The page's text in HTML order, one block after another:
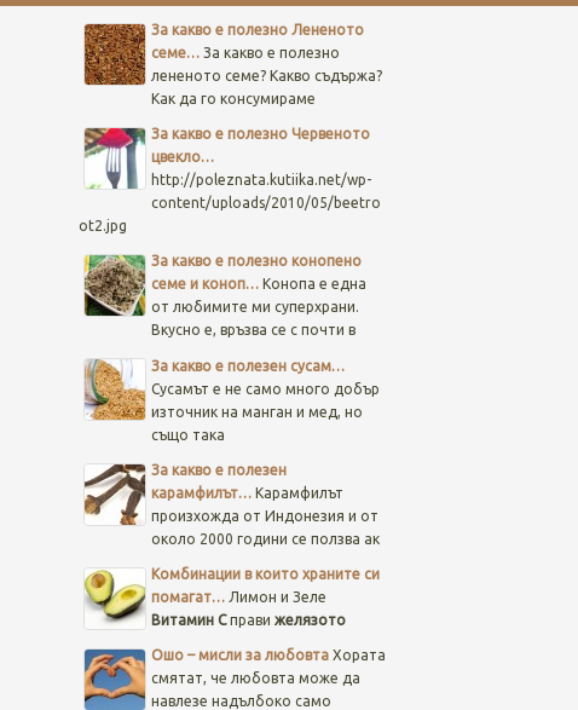
За какво е полезно Лененото
семе… За какво е полезно
лененото семе? Какво съдържа?
Как да го консумираме
За какво е полезно Червеното
цвекло…
http://poleznata.kutiika.net/wp-
content/uploads/2010/05/beetro
ot2.jpg
За какво е полезно конопено
семе и коноп… Конопа е една
от любимите ми суперхрани.
Вкусно е, връзва се с почти в
За какво е полезен сусам…
Сусамът е не само много добър
източник на манган и мед, но
също така
За какво е полезен
карамфилът… Карамфилът
произхожда от Индонезия и от
около 2000 години се ползва ак
Комбинации в които храните си
помагат… Лимон и Зеле
Витамин Cправижелязото
Ошо – мисли за любовта Хората
смятат, че любовта може да
навлезе надълбоко само